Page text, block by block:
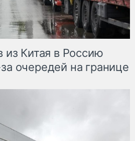
из Китая в Россию
очередей на границе